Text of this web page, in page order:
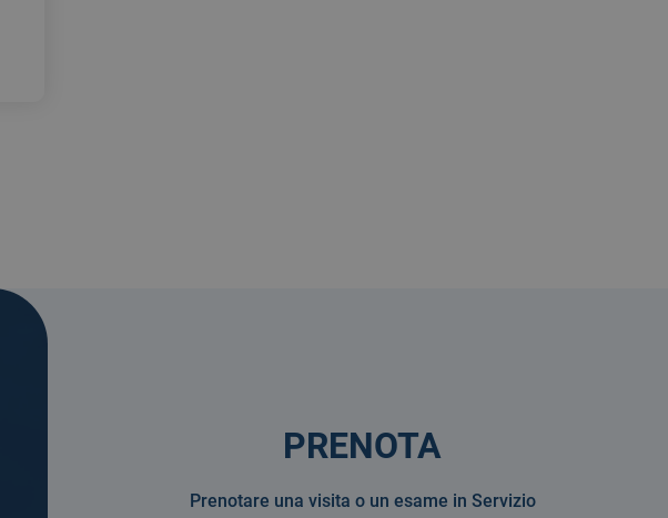
PRENOTA
Prenotare una visita o un esame in Servizio